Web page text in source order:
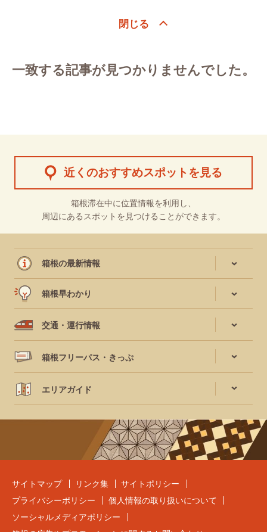
一致する記事が見つかりませんでした。
近くのおすすめスポットを見る
箱根滞在中に位置情報を利用し、
周辺にあるスポットを見つけることができます。
箱根の最新情報
箱根早わかり
交通・運行情報
箱根フリーパス・きっぷ
エリアガイド
サイトマップ リンク集
サイトポリシー
プライバシーポリシー
個人情報の取り扱いについて
ソーシャルメディアポリシー